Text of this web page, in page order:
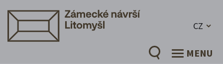
CZ
MENU